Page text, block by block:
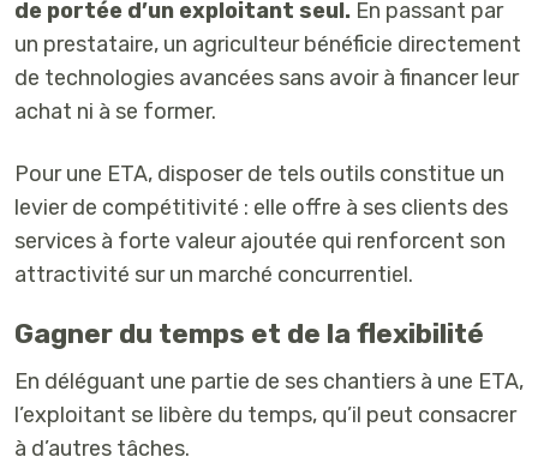
de portée d’un exploitant seul. En passant par
un prestataire, un agriculteur bénéficie directement
de technologies avancées sans avoir à financer leur
achat ni à se former.
Pour une ETA, disposer de tels outils constitue un
levier de compétitivité : elle offre à ses clients des
services à forte valeur ajoutée qui renforcent son
attractivité sur un marché concurrentiel.
Gagner du temps et de la flexibilité
En déléguant une partie de ses chantiers à une ETA,
l’exploitant se libère du temps, qu’il peut consacrer
à d’autres tâches.